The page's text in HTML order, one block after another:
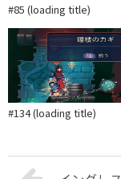
#85 (loading title)
#134 (loading title)